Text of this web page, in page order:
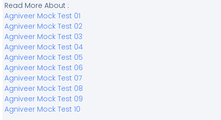
Read More About :
Agniveer Mock Test 01
Agniveer Mock Test 02
Agniveer Mock Test 03
Agniveer Mock Test 04
Agniveer Mock Test 05
Agniveer Mock Test 06
Agniveer Mock Test 07
Agniveer Mock Test 08
Agniveer Mock Test 09
Agniveer Mock Test 10